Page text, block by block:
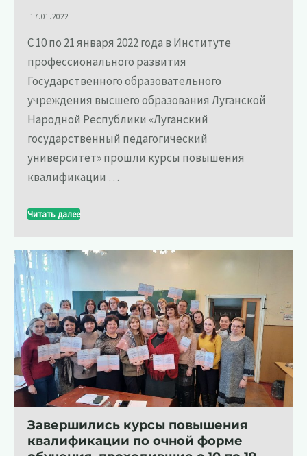
17.01.2022
С 10 по 21 января 2022 года в Институте
профессионального развития
Государственного образовательного
учреждения высшего образования Луганской
Народной Республики «Луганский
государственный педагогический
университет» прошли курсы повышения
квалификации …
Читать далее
Завершились курсы повышения
квалификации по очной форме